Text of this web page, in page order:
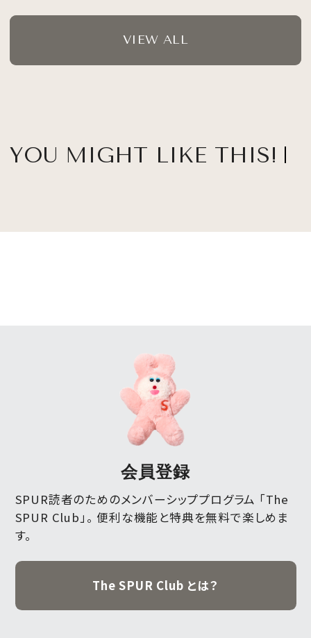
VIEW ALL
YOU MIGHT LIKE THIS!
会員登録
SPUR読者のためのメンバーシッププログラム 「The
SPUR Club」。 便利な機能と特典を無料で楽しめま
す。
The SPUR Club とは？